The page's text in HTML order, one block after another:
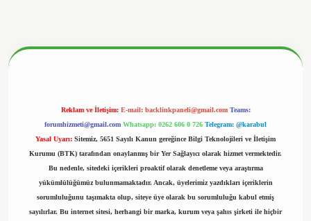
Reklam ve İletişim: E-mail: backlinkpaneli@gmail.com Teams:
forumhizmeti@gmail.com Whatsapp: 0262 606 0 726 Telegram: @karabul
Yasal Uyarı: Sitemiz, 5651 Sayılı Kanun gereğince Bilgi Teknolojileri ve İletişim
Kurumu (BTK) tarafından onaylanmış bir Yer Sağlayıcı olarak hizmet vermektedir.
Bu nedenle, sitedeki içerikleri proaktif olarak denetleme veya araştırma
yükümlülüğümüz bulunmamaktadır. Ancak, üyelerimiz yazdıkları içeriklerin
sorumluluğunu taşımakta olup, siteye üye olarak bu sorumluluğu kabul etmiş
sayılırlar. Bu internet sitesi, herhangi bir marka, kurum veya şahıs şirketi ile hiçbir